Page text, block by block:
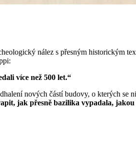
nález s přesným historickým
více než 500 let.“
nových částí budovy, o kterých se
jak přesně bazilika vypadala,